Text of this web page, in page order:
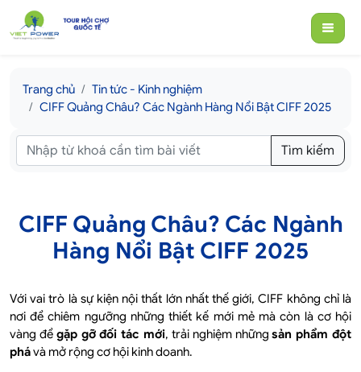
Trang chủ
Tin tức - Kinh nghiệm
CIFF Quảng Châu? Các Ngành Hàng Nổi Bật CIFF 2025
Tìm kiếm
CIFF Quảng Châu? Các Ngành
Hàng Nổi Bật CIFF 2025
Với vai trò là sự kiện nội thất lớn nhất thế giới, CIFF không chỉ là
nơi để chiêm ngưỡng những thiết kế mới mẻ mà còn là cơ hội
vàng để gặp gỡ đối tác mới, trải nghiệm nhữngsản phẩm đột
phávà mở rộng cơ hội kinh doanh.